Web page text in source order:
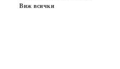
Виж всички